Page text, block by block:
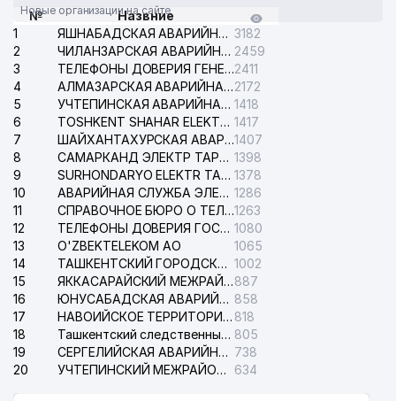
Новые организации на сайте
№
Назвние
1
ЯШНАБАДСКАЯ АВАРИЙНАЯ СЛУЖБА ЭЛЕКТРОСЕТИ 3182
2
ЧИЛАНЗАРСКАЯ АВАРИЙНАЯ СЛУЖБА ЭЛЕКТРОСЕТИ 2459
3
ТЕЛЕФОНЫ ДОВЕРИЯ ГЕНЕРАЛЬНОЙ ПРОКУРАТУРЫ РЕСПУБЛИКИ УЗБЕКИСТАН2411
4
АЛМАЗАРСКАЯ АВАРИЙНАЯ СЛУЖБА ЭЛЕКТРОСЕТИ2172
5
УЧТЕПИНСКАЯ АВАРИЙНАЯ СЛУЖБА ЭЛЕКТРОСЕТИ 1418
6
TOSHKENT SHAHAR ELEKTR TARMOQLARI KORXONASI АО 1417
7
ШАЙХАНТАХУРСКАЯ АВАРИЙНАЯ СЛУЖБА ЭЛЕКТРОСЕТИ1407
8
САМАРКАНД ЭЛЕКТР ТАРМОКЛАРИ АО 1398
9
SURHONDARYO ELEKTR TARMOKLARI АО 1378
10
АВАРИЙНАЯ СЛУЖБА ЭЛЕКТРОСЕТИ ТАШКЕНТСКОГО РАЙОНА 1286
11
СПРАВОЧНОЕ БЮРО О ТЕЛЕФОНАХ ОРГАНИЗАЦИЙ г. ТАШКЕНТА1263
12
ТЕЛЕФОНЫ ДОВЕРИЯ ГОСУДАРСТВЕННОГО ЦЕНТРА ТЕСТИРОВАНИЯ 1080
13
O'ZBEKTELEKOM АО
1065
14
ТАШКЕНТСКИЙ ГОРОДСКОЙ СУД ПО ГРАЖДАНСКИМ ДЕЛАМ 1002
15
ЯККАСАРАЙСКИЙ МЕЖРАЙОННЫЙ СУД ПО ГРАЖДАНСКИМ ДЕЛАМ887
16
ЮНУСАБАДСКАЯ АВАРИЙНАЯ СЛУЖБА ЭЛЕКТРОСЕТИ 858
17
НАВОИЙСКОЕ ТЕРРИТОРИАЛЬНОЕ ПРЕДПРИЯТИЕ ЭЛЕКТРОСЕТИ АО 818
18
Ташкентский следственный изолятор 805
19
СЕРГЕЛИЙСКАЯ АВАРИЙНАЯ СЛУЖБА ЭЛЕКТРОСЕТИ 738
20
УЧТЕПИНСКИЙ МЕЖРАЙОННЫЙ СУД ПО ГРАЖДАНСКИМ ДЕЛАМ 634